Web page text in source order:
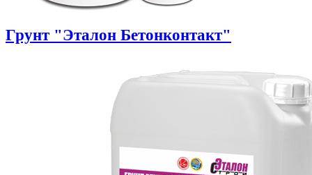
Грунт "Эталон Бетонконтакт"